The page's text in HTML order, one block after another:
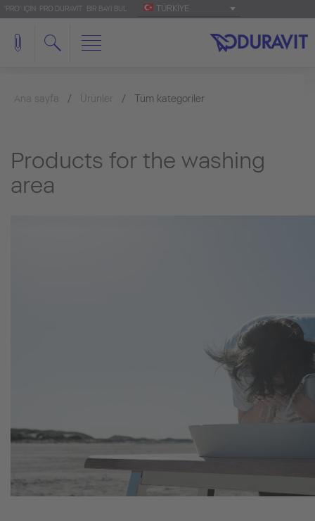
'PRO' IÇIN: PRO.DURAVIT BIR BAYI BUL TÜRKIYE
Ana sayfa Ürünler Tüm kategoriler
Products for the washing
area